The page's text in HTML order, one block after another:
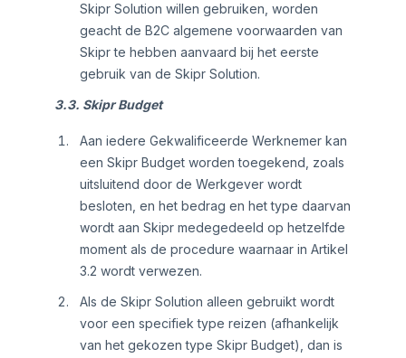
Skipr Solution willen gebruiken, worden
geacht de B2C algemene voorwaarden van
Skipr te hebben aanvaard bij het eerste
gebruik van de Skipr Solution.
3.3. Skipr Budget
Aan iedere Gekwalificeerde Werknemer kan
een Skipr Budget worden toegekend, zoals
uitsluitend door de Werkgever wordt
besloten, en het bedrag en het type daarvan
wordt aan Skipr medegedeeld op hetzelfde
moment als de procedure waarnaar in Artikel
3.2 wordt verwezen.
Als de Skipr Solution alleen gebruikt wordt
voor een specifiek type reizen (afhankelijk
van het gekozen type Skipr Budget), dan is